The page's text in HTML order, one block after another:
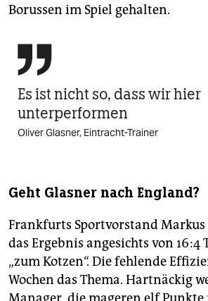
Borussen im Spiel gehalten.

Es ist nicht so, dass wir hier
unterperformen
Oliver Glasner, Eintracht-Trainer
Geht Glasner nach England?
Frankfurts Sportvorstand Markus
das Ergebnis angesichts von 16:4
„zum Kotzen“. Die fehlende
Wochen das Thema. Hartnäckig